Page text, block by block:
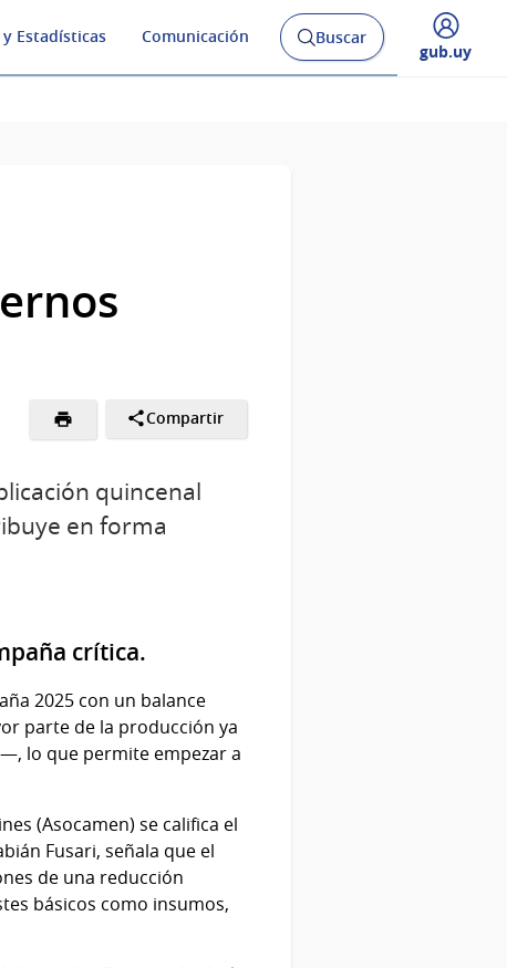
Estadísticas Comunicación
Abrir
buscador
Buscar
Desplegar
gub.uy
Compartir
quincenal
en forma
crítica.
2025 con un balance
parte de la producción ya
lo que permite empezar a
(Asocamen) se califica el
Fusari, señala que el
de una reducción
básicos como insumos,